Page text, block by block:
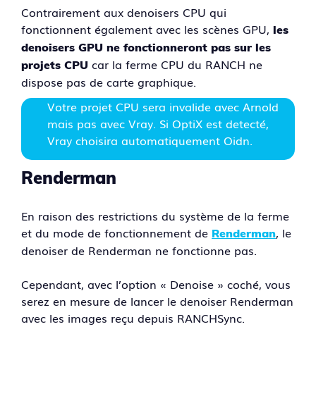
Contrairement aux denoisers CPU qui
fonctionnent également avec les scènes GPU, les
denoisers GPU ne fonctionneront pas sur les
projets CPU car la ferme CPU du RANCH ne
dispose pas de carte graphique.
Votre projet CPU sera invalide avec Arnold
mais pas avec Vray. Si OptiX est detecté,
Vray choisira automatiquement Oidn.
Renderman
En raison des restrictions du système de la ferme
et du mode de fonctionnement de Renderman, le
denoiser de Renderman ne fonctionne pas.
Cependant, avec l’option « Denoise » coché, vous
serez en mesure de lancer le denoiser Renderman
avec les images reçu depuis RANCHSync.